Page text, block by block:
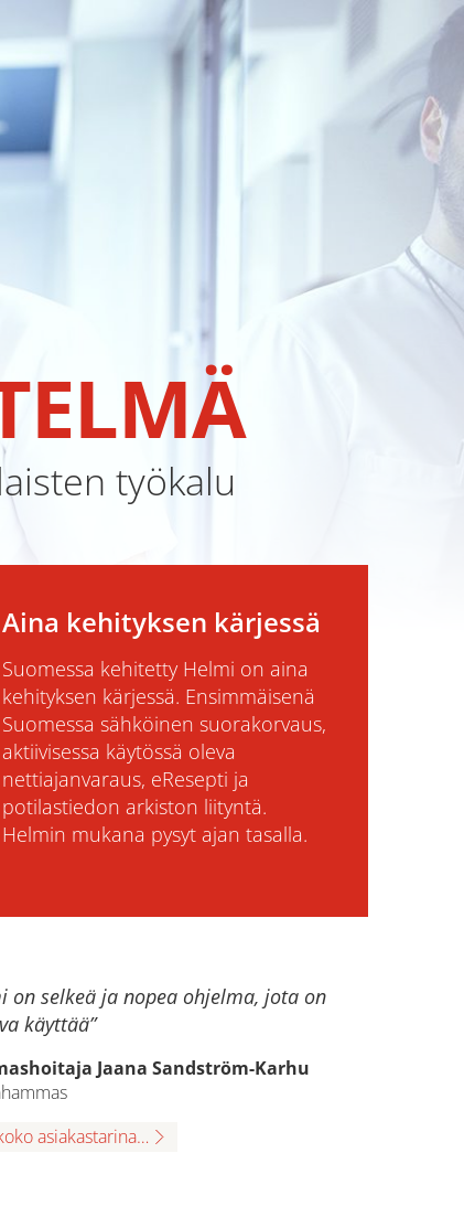
työkalu
Aina kehityksen kärjessä
Suomessa kehitetty Helmi on aina
kehityksen kärjessä. Ensimmäisenä
Suomessa sähköinen suorakorvaus,
aktiivisessa käytössä oleva
nettiajanvaraus, eResepti ja
potilastiedon arkiston liityntä.
Helmin mukana pysyt ajan tasalla.
on selkeä ja nopea ohjelma, jota on
käyttää”
Jaana Sandström-Karhu
asiakastarina…